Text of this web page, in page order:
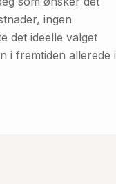
ingen
det ideelle valget
i fremtiden allerede i